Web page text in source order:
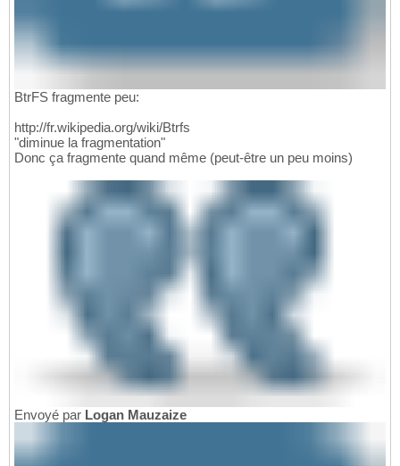
BtrFS fragmente peu:
http://fr.wikipedia.org/wiki/Btrfs
"diminue la fragmentation"
Donc ça fragmente quand même (peut-être un peu moins)
Envoyé par Logan Mauzaize